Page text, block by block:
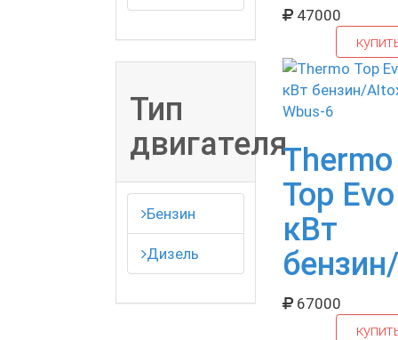
Тип
двигателя
Бензин
Дизель
47000
Thermo
Top
кВт
67000